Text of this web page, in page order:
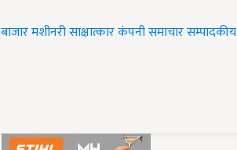
बाजारमशीनरीसाक्षात्कारकंपनी समाचारसम्पादकीय